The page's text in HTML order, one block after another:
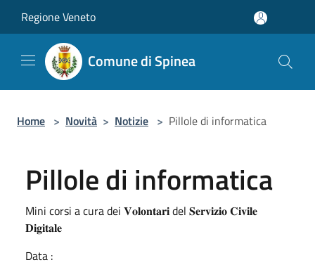
Regione Veneto
Comune di Spinea
Home > Novità > Notizie > Pillole di informatica
Pillole di informatica
Mini corsi a cura dei 𝐕𝐨𝐥𝐨𝐧𝐭𝐚𝐫𝐢 del 𝐒𝐞𝐫𝐯𝐢𝐳𝐢𝐨 𝐂𝐢𝐯𝐢𝐥𝐞
𝐃𝐢𝐠𝐢𝐭𝐚𝐥𝐞
Data :